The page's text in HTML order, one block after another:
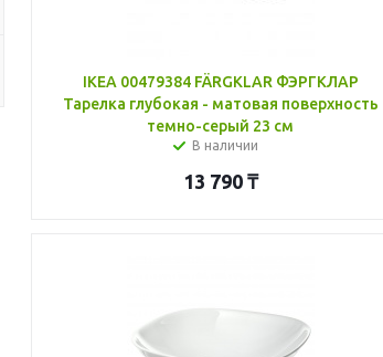
IKEA 00479384 FÄRGKLAR ФЭРГКЛАР
Тарелка глубокая - матовая поверхность
темно-серый 23 см
В наличии
13 790₸